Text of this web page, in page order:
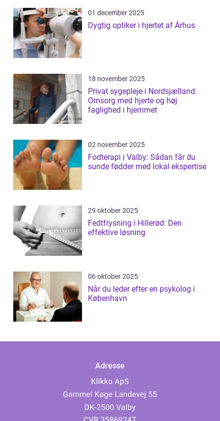
01 december 2025
Dygtig optiker i hjertet af Århus
18 november 2025
Privat sygepleje i Nordsjælland:
Omsorg med hjerte og høj
faglighed i hjemmet
02 november 2025
Fodterapi i Valby: Sådan får du
sunde fødder med lokal ekspertise
29 oktober 2025
Fedtfrysning i Hillerød: Den
effektive løsning
06 oktober 2025
Når du leder efter en psykolog i
København
Adresse